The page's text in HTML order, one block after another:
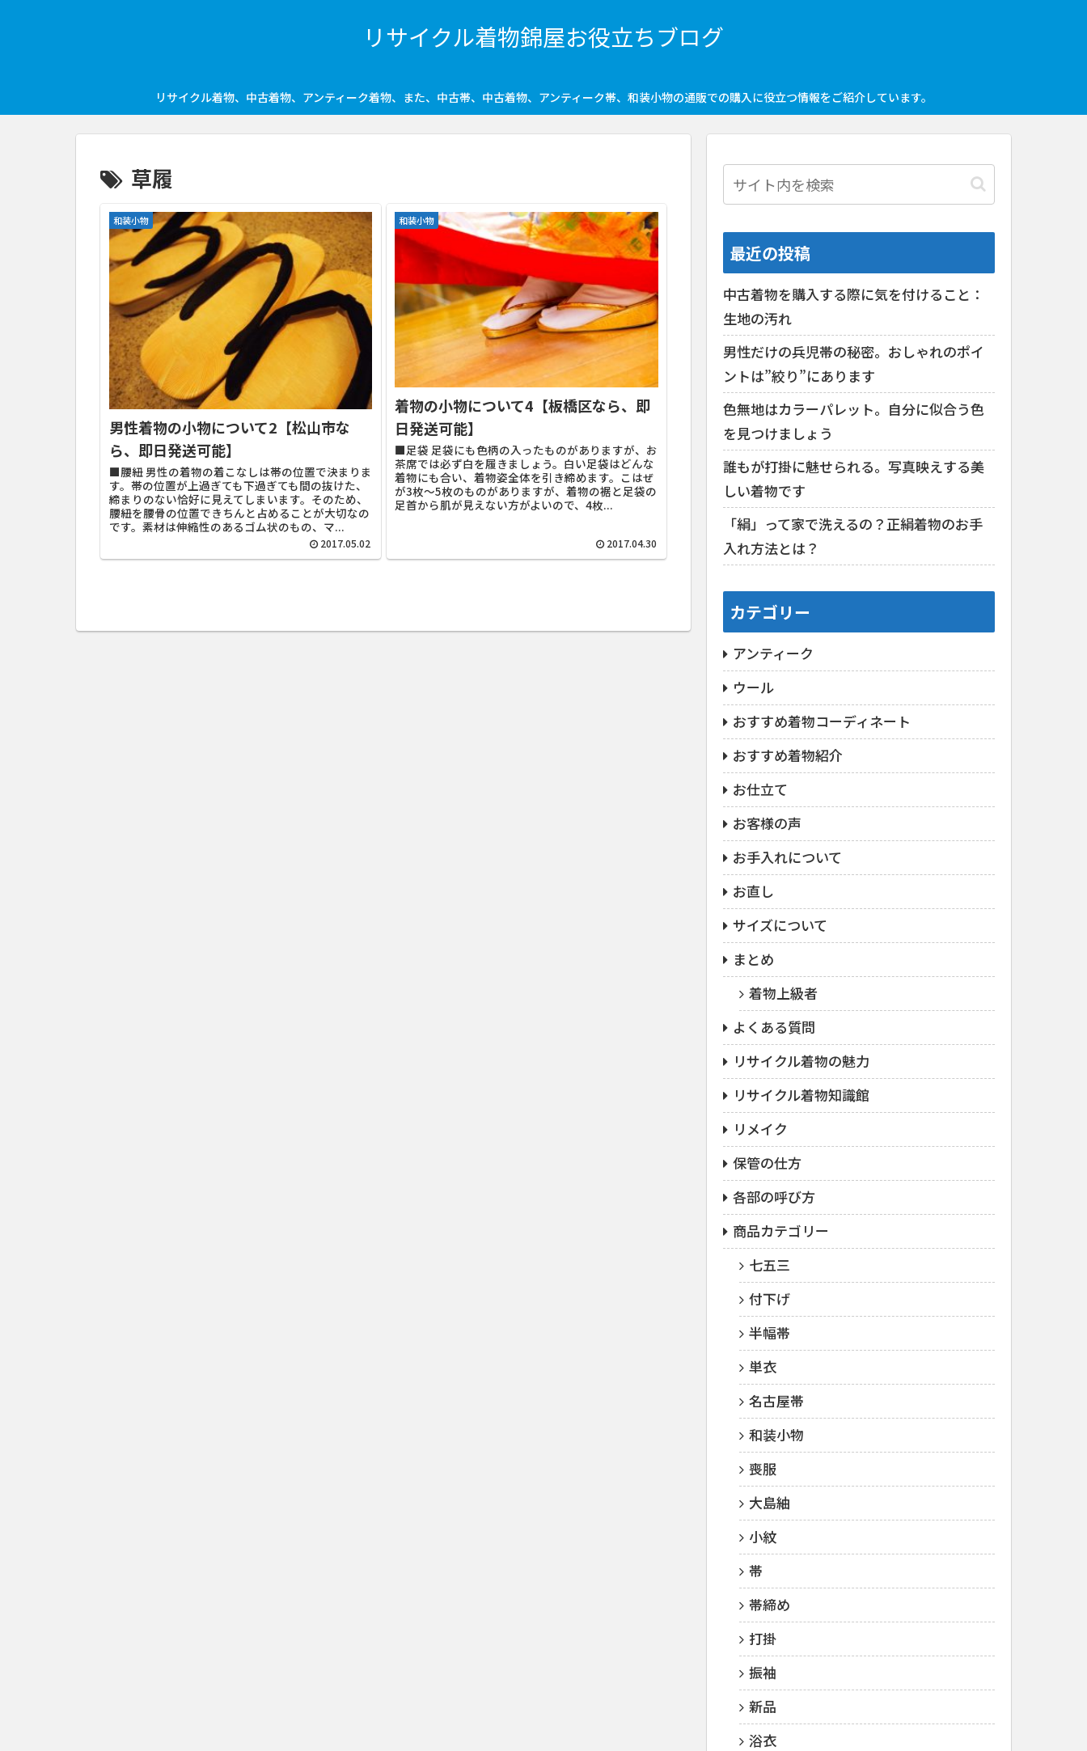
リサイクル着物錦屋お役立ちブログ
リサイクル着物、中古着物、アンティーク着物、また、中古帯、中古着物、アンティーク帯、和装小物の通販での購入に役立つ情報をご紹介しています。
草履
和装小物
男性着物の小物について2【松山市な
ら、即日発送可能】
■腰紐 男性の着物の着こなしは帯の位置で決まりま
す。帯の位置が上過ぎても下過ぎても間の抜けた、
締まりのない恰好に見えてしまいます。そのため、
腰紐を腰骨の位置できちんと占めることが大切なの
です。素材は伸縮性のあるゴム状のもの、マ...
2017.05.02
和装小物
着物の小物について4【板橋区なら、即
日発送可能】
■足袋 足袋にも色柄の入ったものがありますが、お
茶席では必ず白を履きましょう。白い足袋はどんな
着物にも合い、着物姿全体を引き締めます。こはぜ
が3枚～5枚のものがありますが、着物の裾と足袋の
足首から肌が見えない方がよいので、4枚...
2017.04.30
最近の投稿
中古着物を購入する際に気を付けること：
生地の汚れ
男性だけの兵児帯の秘密。おしゃれのポイ
ントは”絞り”にあります
色無地はカラーパレット。自分に似合う色
を見つけましょう
誰もが打掛に魅せられる。写真映えする美
しい着物です
「絹」って家で洗えるの？正絹着物のお手
入れ方法とは？
カテゴリー
アンティーク
ウール
おすすめ着物コーディネート
おすすめ着物紹介
お仕立て
お客様の声
お手入れについて
お直し
サイズについて
まとめ
着物上級者
よくある質問
リサイクル着物の魅力
リサイクル着物知識館
リメイク
保管の仕方
各部の呼び方
商品カテゴリー
七五三
付下げ
半幅帯
単衣
名古屋帯
和装小物
喪服
大島紬
小紋
帯
帯締め
打掛
振袖
新品
浴衣